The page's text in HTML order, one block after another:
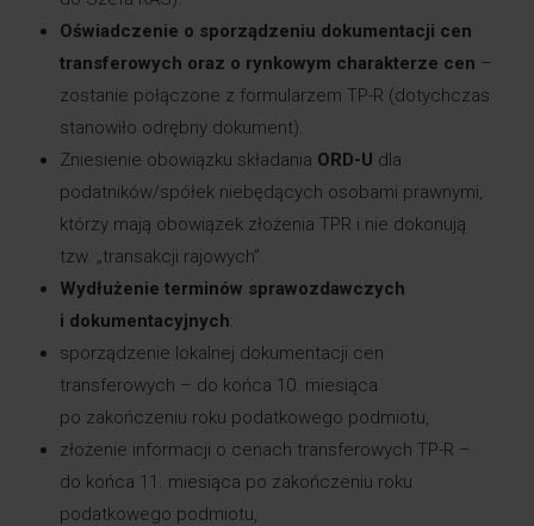
Oświadczenie o sporządzeniu dokumentacji cen
transferowych oraz o rynkowym charakterze cen –
zostanie połączone z formularzem TP-R (dotychczas
stanowiło odrębny dokument).
Zniesienie obowiązku składania ORD-U dla
podatników/spółek niebędących osobami prawnymi,
którzy mają obowiązek złożenia TPR i nie dokonują
tzw. „transakcji rajowych”.
Wydłużenie terminów sprawozdawczych
i dokumentacyjnych:
sporządzenie lokalnej dokumentacji cen
transferowych – do końca 10. miesiąca
po zakończeniu roku podatkowego podmiotu,
złożenie informacji o cenach transferowych TP-R –
do końca 11. miesiąca po zakończeniu roku
podatkowego podmiotu,